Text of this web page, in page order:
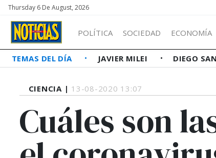
Thursday 6 De August, 2026
POLÍTICA SOCIEDAD ECONOMÍA
TEMAS DEL DÍA JAVIER MILEI DIEGO
CIENCIA | 13-08-2020 13:07
Cuáles son